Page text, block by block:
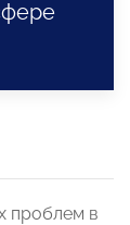
проблем в